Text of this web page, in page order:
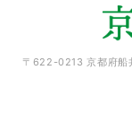
〒622-0213 京都府船